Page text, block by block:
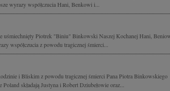
wyrazy współczucia Hani, Benkowi i...
uśmiechnięty Piotrek "Biniu" Binkowski Naszej Kochanej Hani,
współczucia z powodu tragicznej śmierci...
i Bliskim z powodu tragicznej śmierci Pana Piotra Binkowskiego
składają Justyna i Robert Dziubełowie oraz...